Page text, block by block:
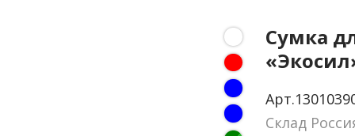
Сумка
Склад